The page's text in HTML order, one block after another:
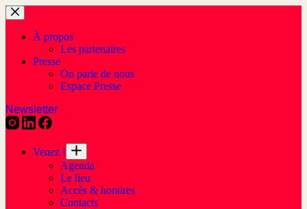
À propos
Les partenaires
Presse
On parle de nous
Espace Presse
Newsletter
Venez !
Agenda
Le lieu
Accès & horaires
Contacts